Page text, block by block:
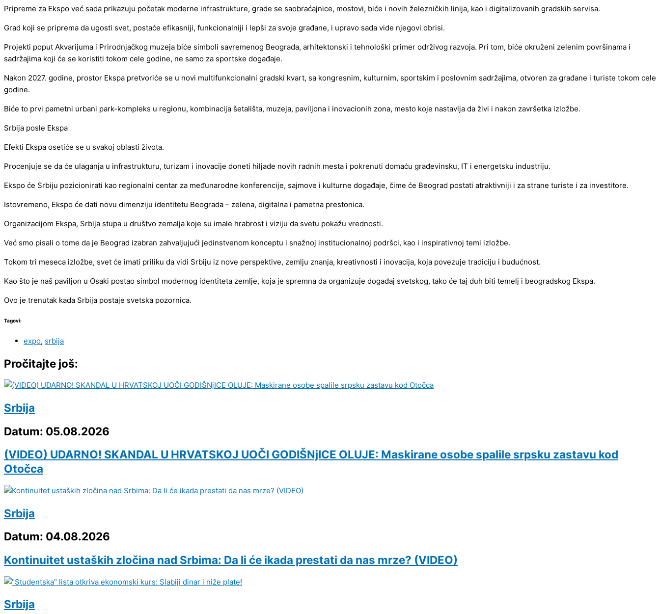
Pripreme za Ekspo već sada prikazuju početak moderne infrastrukture, grade se saobraćajnice, mostovi, biće i novih železničkih linija, kao i digitalizovanih gradskih servisa.
Grad koji se priprema da ugosti svet, postaće efikasniji, funkcionalniji i lepši za svoje građane, i upravo sada vide njegovi obrisi.
Projekti poput Akvarijuma i Prirodnjačkog muzeja biće simboli savremenog Beograda, arhitektonski i tehnološki primer održivog razvoja. Pri tom, biće okruženi zelenim površinama i
sadržajima koji će se koristiti tokom cele godine, ne samo za sportske događaje.
Nakon 2027. godine, prostor Ekspa pretvoriće se u novi multifunkcionalni gradski kvart, sa kongresnim, kulturnim, sportskim i poslovnim sadržajima, otvoren za građane i turiste tokom cele
godine.
Biće to prvi pametni urbani park-kompleks u regionu, kombinacija šetališta, muzeja, paviljona i inovacionih zona, mesto koje nastavlja da živi i nakon završetka izložbe.
Srbija posle Ekspa
Efekti Ekspa osetiće se u svakoj oblasti života.
Procenjuje se da će ulaganja u infrastrukturu, turizam i inovacije doneti hiljade novih radnih mesta i pokrenuti domaću građevinsku, IT i energetsku industriju.
Ekspo će Srbiju pozicionirati kao regionalni centar za međunarodne konferencije, sajmove i kulturne događaje, čime će Beograd postati atraktivniji i za strane turiste i za investitore.
Istovremeno, Ekspo će dati novu dimenziju identitetu Beograda – zelena, digitalna i pametna prestonica.
Organizacijom Ekspa, Srbija stupa u društvo zemalja koje su imale hrabrost i viziju da svetu pokažu vrednosti.
Već smo pisali o tome da je Beograd izabran zahvaljujući jedinstvenom konceptu i snažnoj institucionalnoj podršci, kao i inspirativnoj temi izložbe.
Tokom tri meseca izložbe, svet će imati priliku da vidi Srbiju iz nove perspektive, zemlju znanja, kreativnosti i inovacija, koja povezuje tradiciju i budućnost.
Kao što je naš paviljon u Osaki postao simbol modernog identiteta zemlje, koja je spremna da organizuje događaj svetskog, tako će taj duh biti temelj i beogradskog Ekspa.
Ovo je trenutak kada Srbija postaje svetska pozornica.
Tagovi:
expo, srbija
Pročitajte još:
Srbija
Datum: 05.08.2026
(VIDEO) UDARNO! SKANDAL U HRVATSKOJ UOČI GODIŠNjICE OLUJE: Maskirane osobe spalile srpsku zastavu kod
Otočca
Srbija
Datum: 04.08.2026
Kontinuitet ustaških zločina nad Srbima: Da li će ikada prestati da nas mrze? (VIDEO)
Srbija